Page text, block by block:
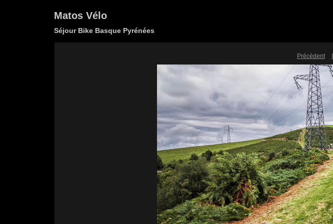
Matos Vélo
Séjour Bike Basque Pyrénées
Précédent